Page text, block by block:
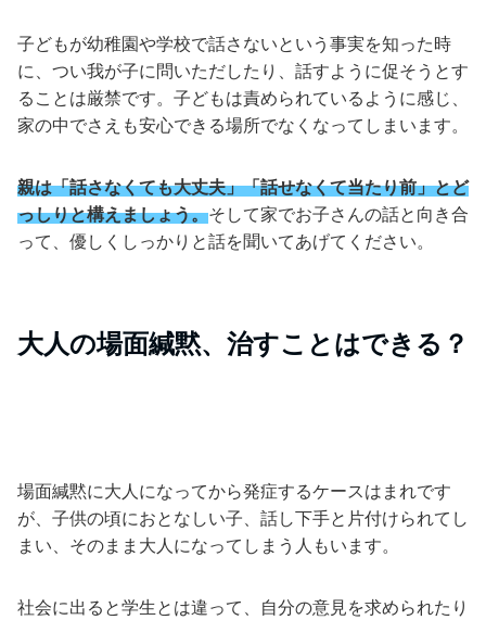
子どもが幼稚園や学校で話さないという事実を知った時
に、つい我が子に問いただしたり、話すように促そうとす
ることは厳禁です。子どもは責められているように感じ、
家の中でさえも安心できる場所でなくなってしまいます。
親は「話さなくても大丈夫」「話せなくて当たり前」とど
っしりと構えましょう。そして家でお子さんの話と向き合
って、優しくしっかりと話を聞いてあげてください。
大人の場面緘黙、治すことはできる？
場面緘黙に大人になってから発症するケースはまれです
が、子供の頃におとなしい子、話し下手と片付けられてし
まい、そのまま大人になってしまう人もいます。
社会に出ると学生とは違って、自分の意見を求められたり